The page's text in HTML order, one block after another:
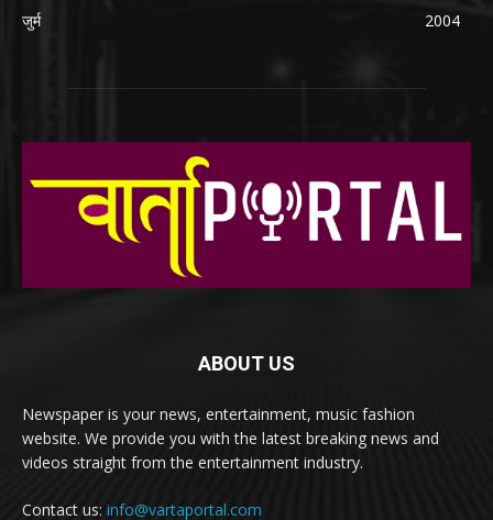
जुर्म
2004
ABOUT US
Newspaper is your news, entertainment, music fashion
website. We provide you with the latest breaking news and
videos straight from the entertainment industry.
Contact us: info@vartaportal.com